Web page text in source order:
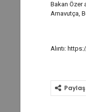
Bakan Özer
Arnavutça,
Alıntı:
Paylaş